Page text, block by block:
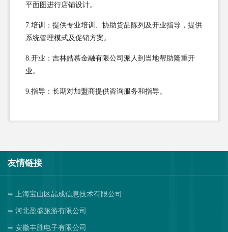
平面图进行店铺设计。
7.培训：提供专业培训、协助货品陈列及开业指导，提供
系统管理模式及促销方案。
8.开业：吉林皓慕金融有限公司派人到当地帮助隆重开
业。
9.指导：长期对加盟商提供咨询服务和指导。
友情链接
上海宝山区晶成信息技术有限公司
河北盈盛旅游有限公司
安徽丰胜电子有限公司